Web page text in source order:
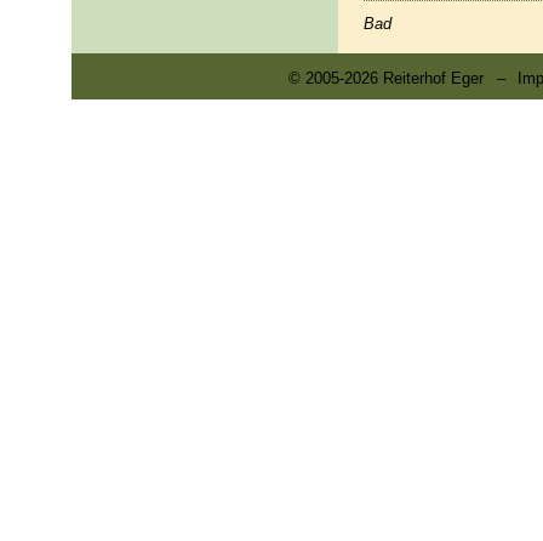
Bad
© 2005-2026 Reiterhof Eger –